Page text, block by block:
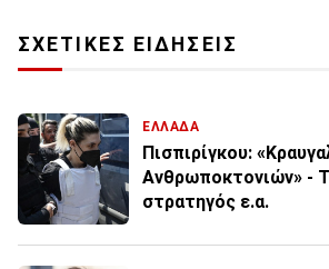
ΣΧΕΤΙΚΕΣ ΕΙΔΗΣΕΙΣ
ΕΛΛΑΔΑ
Πισπιρίγκου:
Ανθρωποκτονιών» -
στρατηγός ε.α.